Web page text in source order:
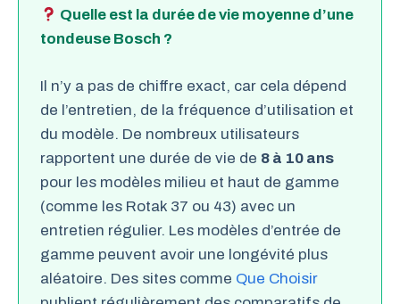
Quelle est la durée de vie moyenne d’une
tondeuse Bosch ?
Il n’y a pas de chiffre exact, car cela dépend
de l’entretien, de la fréquence d’utilisation et
du modèle. De nombreux utilisateurs
rapportent une durée de vie de 8 à 10 ans
pour les modèles milieu et haut de gamme
(comme les Rotak 37 ou 43) avec un
entretien régulier. Les modèles d’entrée de
gamme peuvent avoir une longévité plus
aléatoire. Des sites comme Que Choisir